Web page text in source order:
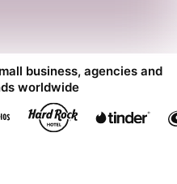
business, agencies and
worldwide